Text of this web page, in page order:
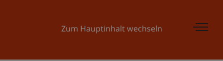
Zum Hauptinhalt wechseln